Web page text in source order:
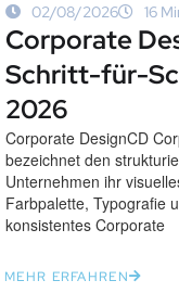
02/08/2026 16
Corporate
Schritt-für-
2026
Corporate DesignCD
bezeichnet den
Unternehmen ihr
Farbpalette, Typografie
konsistentes Corporate
MEHR ERFAHREN